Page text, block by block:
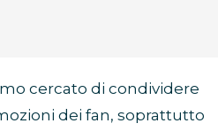
cercato di condividere
dei fan, soprattutto